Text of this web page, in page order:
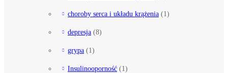
choroby serca i układu krążenia (1)
depresja (8)
grypa (1)
Insulinooporność (1)